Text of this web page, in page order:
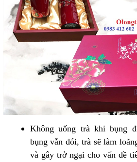
Không uống trà khi bụng
bụng vẫn đói, trà sẽ làm
và gây trở ngại cho vấn đề